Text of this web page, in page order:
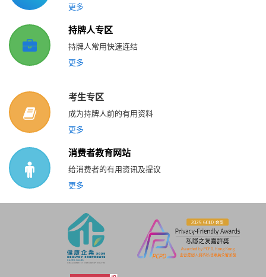
更多
持牌人专区
持牌人常用快速连结
更多
考生专区
成为持牌人前的有用资料
更多
消费者教育网站
给消费者的有用资讯及提议
更多